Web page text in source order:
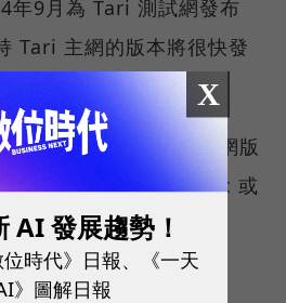
年9月為 Tari 測試網發布
Tari 主網的版本將很快發
區塊的挖掘。
測試網的用戶升級到主網版
以在幾乎任何現代 Mac 或
者旨在盡可能讓 Tari
X
AI 發展趨勢！
時代》日報、《一天
》圖解日報